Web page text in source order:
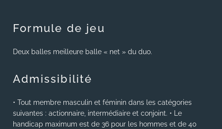
Formule de jeu
Deux balles meilleure balle « net » du duo.
Admissibilité
• Tout membre masculin et féminin dans les catégories
suivantes : actionnaire, intermédiaire et conjoint. • Le
handicap maximum est de 36 pour les hommes et de 40